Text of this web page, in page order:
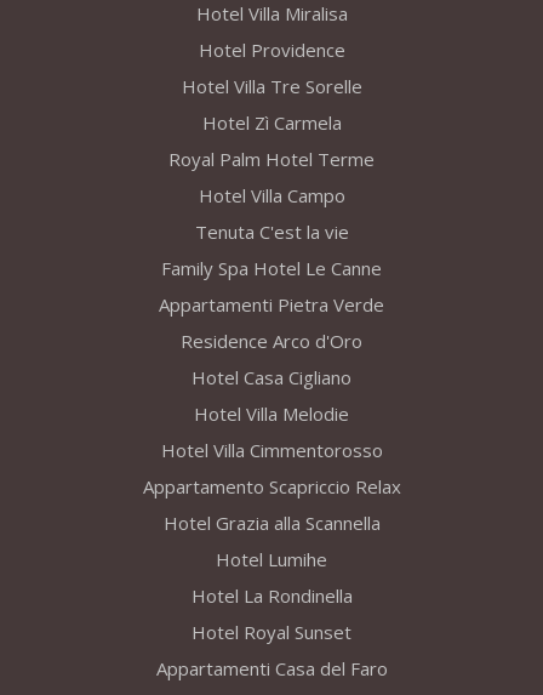
Hotel Villa Miralisa
Hotel Providence
Hotel Villa Tre Sorelle
Hotel Zì Carmela
Royal Palm Hotel Terme
Hotel Villa Campo
Tenuta C'est la vie
Family Spa Hotel Le Canne
Appartamenti Pietra Verde
Residence Arco d'Oro
Hotel Casa Cigliano
Hotel Villa Melodie
Hotel Villa Cimmentorosso
Appartamento Scapriccio Relax
Hotel Grazia alla Scannella
Hotel Lumihe
Hotel La Rondinella
Hotel Royal Sunset
Appartamenti Casa del Faro